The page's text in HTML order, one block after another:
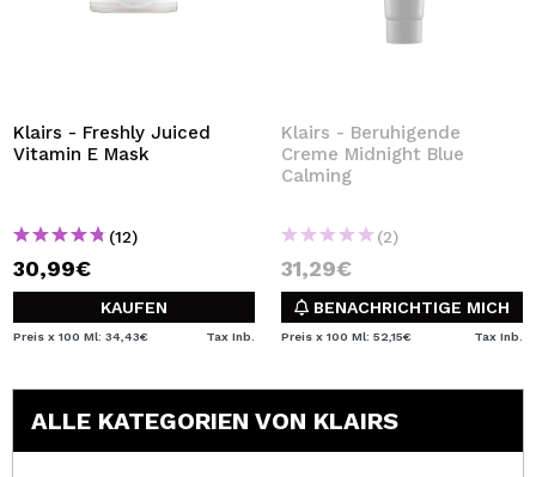
Klairs - Freshly Juiced
Vitamin E Mask
(12)
30,99€
KAUFEN
Preis x 100 Ml: 34,43€ Tax Inb.
Klairs - Beruhigende
Creme Midnight Blue
Calming
(2)
31,29€
BENACHRICHTIGE MICH
Preis x 100 Ml: 52,15€ Tax Inb.
ALLE KATEGORIEN VON KLAIRS